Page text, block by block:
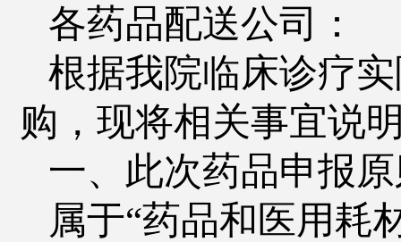
各药品配送公司：
根据我院临床诊疗
购，现将相关事宜说
一、此次药品申报
属于“药品和医用耗